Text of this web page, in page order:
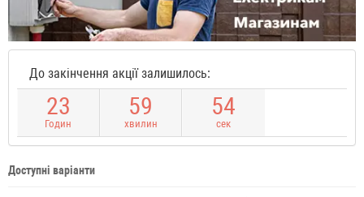
До закінчення акції залишилось:
23
Годин
59
хвилин
53
сек
Доступні варіанти